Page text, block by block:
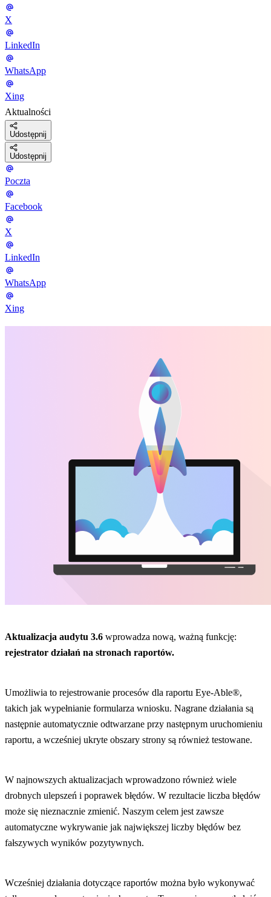
X
LinkedIn
WhatsApp
Xing
Aktualności
Udostępnij
Udostępnij
Poczta
Facebook
X
LinkedIn
WhatsApp
Xing
Aktualizacja audytu 3.6 wprowadza nową, ważną funkcję:
rejestrator działań na stronach raportów.
Umożliwia to rejestrowanie procesów dla raportu Eye-Able®,
takich jak wypełnianie formularza wniosku. Nagrane działania są
następnie automatycznie odtwarzane przy następnym uruchomieniu
raportu, a wcześniej ukryte obszary strony są również testowane.
W najnowszych aktualizacjach wprowadzono również wiele
drobnych ulepszeń i poprawek błędów. W rezultacie liczba błędów
może się nieznacznie zmienić. Naszym celem jest zawsze
automatyczne wykrywanie jak największej liczby błędów bez
fałszywych wyników pozytywnych.
Wcześniej działania dotyczące raportów można było wykonywać